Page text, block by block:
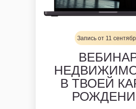
В ТВОЕЙ
Запись от 11